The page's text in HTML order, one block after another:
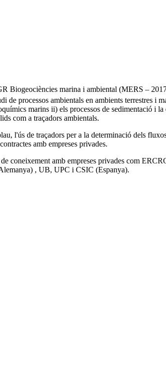
Biogeociències marina i ambiental (MERS –
de processos ambientals en ambients terrestres i
marins ii) els processos de sedimentació i
com a traçadors ambientals.
l'ús de traçadors per a la determinació dels
amb empreses privades.
coneixement amb empreses privades com
, UB, UPC i CSIC (Espanya).